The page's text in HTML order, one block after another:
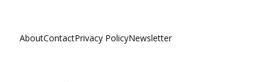
AboutContactPrivacy PolicyNewsletter